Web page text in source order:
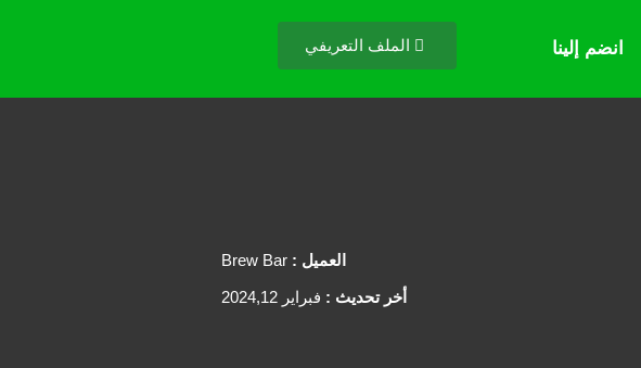
انضم إلينا الملف التعريفي
العميل :
أخر تحديث : فبراير 2024,12